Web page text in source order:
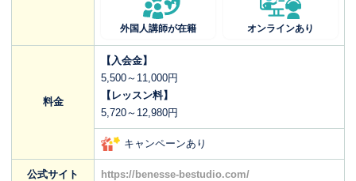
外国人講師が在籍 オンラインあり
料金
【入会金】
5,500～11,000円
【レッスン料】
5,720～12,980円
キャンペーンあり
公式サイト https://benesse-bestudio.com/